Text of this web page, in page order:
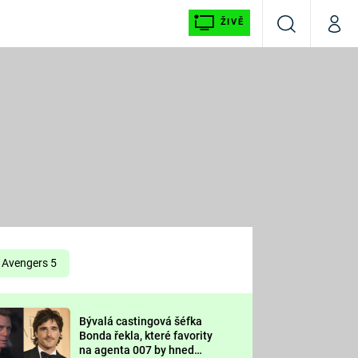
ŽIVĚ
VyhledáváníMůj
Prima LAJK
Sledujte nás
Avengers 5
Bývalá castingová šéfka
Bonda řekla, které favority
na agenta 007 by hned